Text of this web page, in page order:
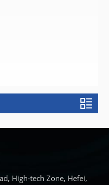
High-tech Zone, Hefei,